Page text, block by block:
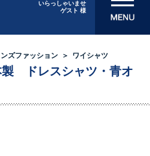
いらっしゃいませ
ゲスト 様
ズファッション ワイシャツ
製 ドレスシャツ・青オ